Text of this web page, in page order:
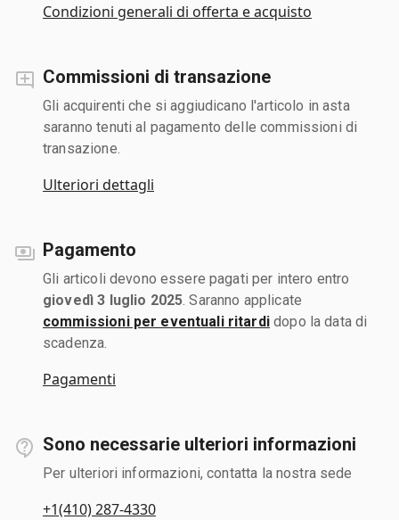
Condizioni generali di offerta e acquisto
Commissioni di transazione
Gli acquirenti che si aggiudicano l'articolo in asta
saranno tenuti al pagamento delle commissioni di
transazione.
Ulteriori dettagli
Pagamento
Gli articoli devono essere pagati per intero entro
giovedì 3 luglio 2025 . Saranno applicate
commissioni per eventuali ritardidopo la data di
scadenza.
Pagamenti
Sono necessarie ulteriori informazioni
Per ulteriori informazioni, contatta la nostra sede
+1(410) 287-4330